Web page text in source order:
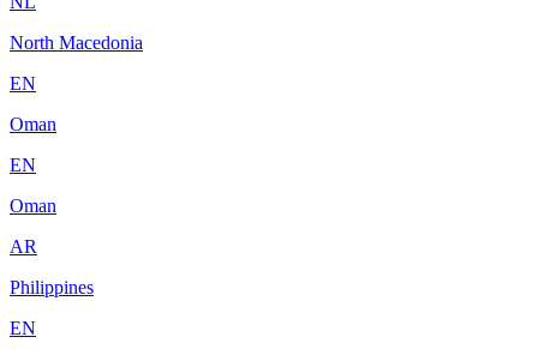
North Macedonia
EN
Oman
EN
Oman
AR
Philippines
EN